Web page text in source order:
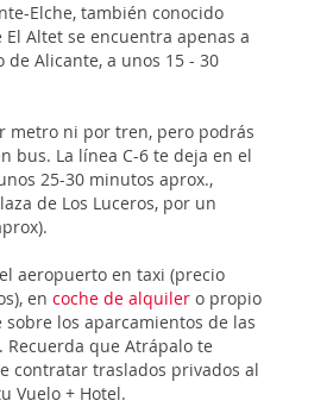
Elche, también conocido
Altet se encuentra apenas a
Alicante, a unos 15 - 30
metro ni por tren, pero podrás
bus. La línea C-6 te deja en el
25-30 minutos aprox.,
de Los Luceros, por un
aeropuerto en taxi (precio
en coche de alquiler o propio
los aparcamientos de las
que Atrápalo te
contratar traslados privados al
Vuelo + Hotel.